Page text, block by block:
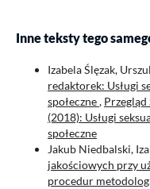
Inne teksty tego
Izabela Ślęzak,
redaktorek: Usługi
społeczne,
(2018): Usługi
społeczne
Jakub Niedbalski,
jakościowych przy
procedur